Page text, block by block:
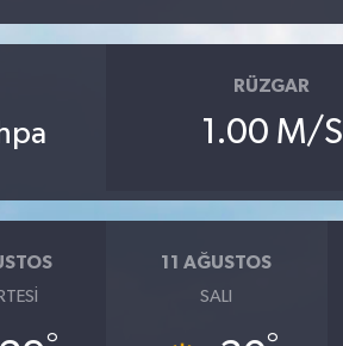
hpa
RÜZGAR
1.00 M/S
11 AĞUSTOS
SALI